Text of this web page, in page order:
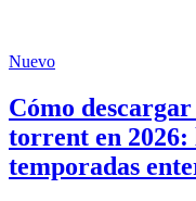
Nuevo
Cómo
torrent en 2026:
temporadas